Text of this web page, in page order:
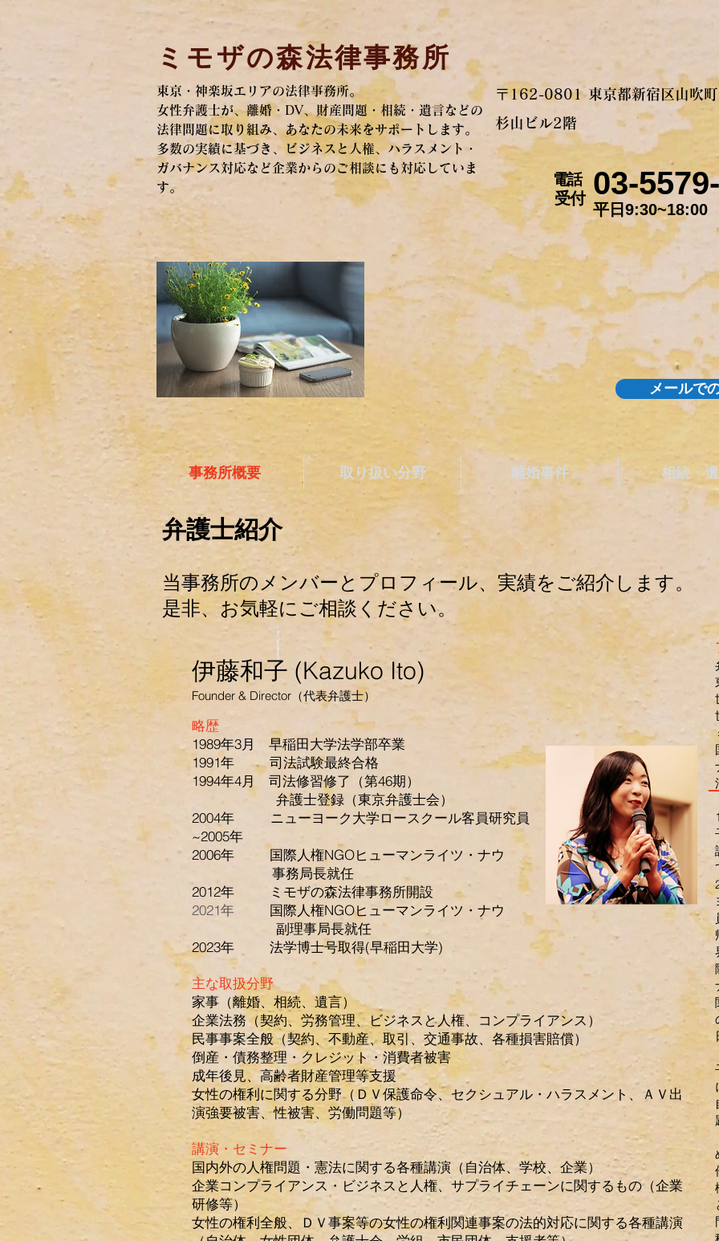
ミモザの森法律事務所
​東京・神楽坂エリアの法律事務所。
女性弁護士が、離婚・DV、 財産問題・相続・遺言などの
法律問題に取り組み、あなたの未来をサポートします。
多数の実績に基づき、ビジネスと人権、ハラスメント・
ガバナンス対応など企業からのご相談にも対応していま
す。
〒162-0801 東京都新宿区山吹
杉山ビル2階
電話
​受付 03-
平日9:30~18:00
メールで
事務所概要 取り扱い分野 離婚事件 相続・
弁護士紹介
当事務所のメンバーとプロフィール、実績をご紹介します。
是非、お気軽にご相談ください。
伊藤和子 (Kazuko Ito)
Founder & Director（代表弁護士）
略歴
1989年3月 早稲田大学法学部卒業
1991年 司法試験最終合格
1994年4月 司法修習修了（第46期）
弁護士登録（東京弁護士会）
2004年 ニューヨーク大学ロースクール客員研究員
~2005年
2006年 国際人権NGOヒューマンライツ・ナウ
事務局長就任
2012年 ミモザの森法律事務所開設
2021年 国際人権NGOヒューマンライツ・ナウ
副理事局長就任
2023年 法学博士号取得(早稲田大学)
主な取扱分野
家事（離婚、相続、遺言）
企業法務（契約、労務管理、ビジネスと人権、コンプライアンス）
民事事案全般（契約、不動産、取引、交通事故、各種損害賠償）
倒産・債務整理・クレジット・消費者被害
成年後見、高齢者財産管理等支援
女性の権利に関する分野（ＤＶ保護命令、セクシュアル・ハラスメント、ＡＶ出
演強要被害、性被害、労働問題等）
講演・セミナー
国内外の人権問題・憲法に関する各種講演（自治体、学校、企業）
企業コンプライアンス・ビジネスと人権、サプライチェーンに関するもの（企業
研修等）
女性の権利全般、ＤＶ事案等の女性の権利関連事案の法的対応に関する各種講演